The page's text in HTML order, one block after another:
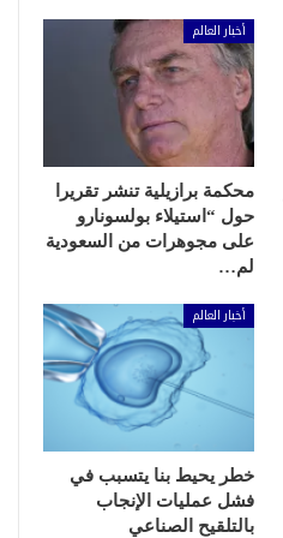
أخبار العالم
محكمة برازيلية تنشر تقريرا
حول “استيلاء بولسونارو
على مجوهرات من السعودية
لم…
أخبار العالم
خطر يحيط بنا يتسبب في
فشل عمليات الإنجاب
بالتلقيح الصناعي